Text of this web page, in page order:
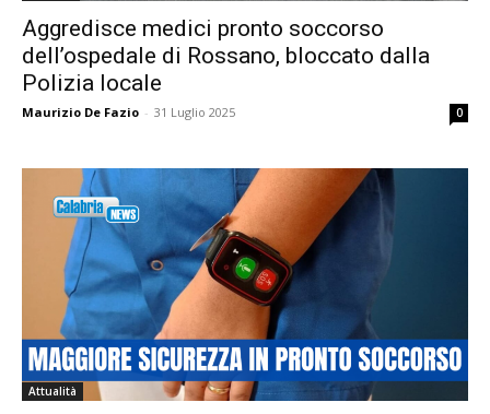
Aggredisce medici pronto soccorso
dell’ospedale di Rossano, bloccato dalla
Polizia locale
Maurizio De Fazio - 31 Luglio 2025 0
Attualità